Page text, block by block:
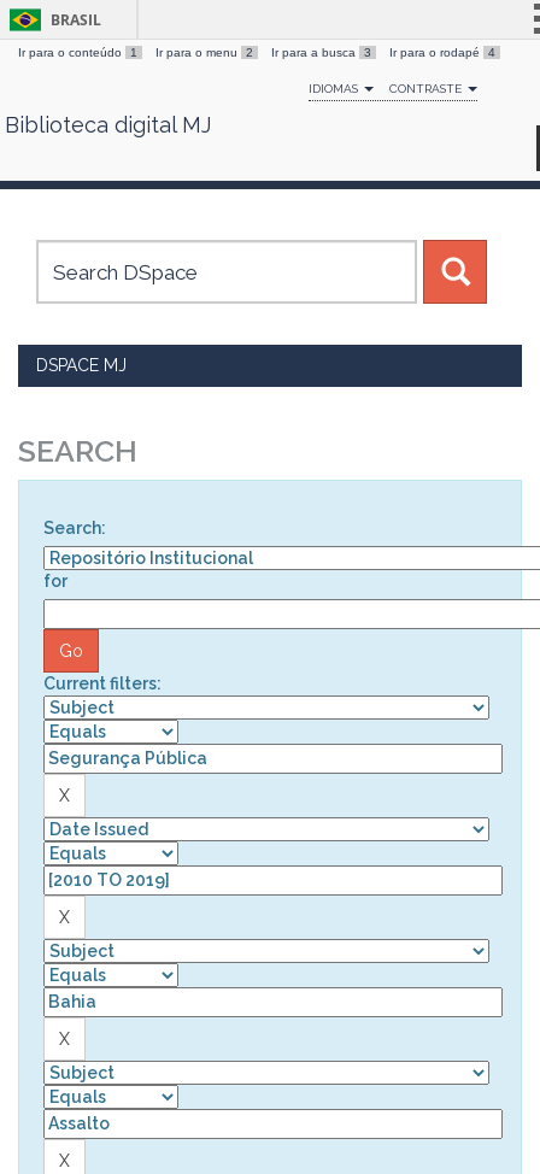
Skip
BRASIL
Simplifique!
Comunica BR
Canais
Ir para o conteúdo 1 Ir para o menu 2 Ir para a busca 3 Ir para o rodapé 4
IDIOMAS CONTRASTE
Biblioteca digital MJ
DSPACE MJ
SEARCH
Search:
for
Current filters: